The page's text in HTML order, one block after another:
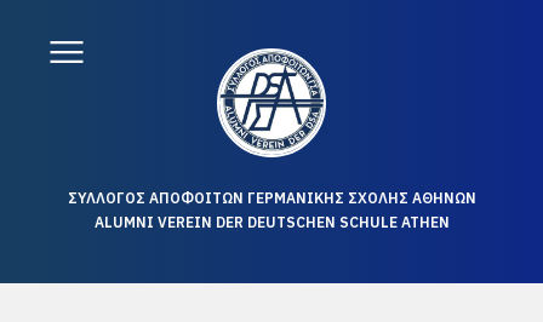
ΣΥΛΛΟΓΟΣ ΑΠΟΦΟΙΤΩΝ ΓΕΡΜΑΝΙΚΗΣ ΣΧΟΛΗΣ ΑΘΗΝΩΝ
ALUMNI VEREIN DER DEUTSCHEN SCHULE ATHEN